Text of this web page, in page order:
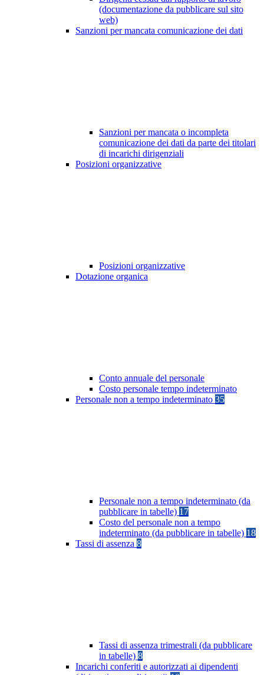
(documentazione da pubblicare sul sito
web)
Sanzioni per mancata comunicazione dei dati
Sanzioni per mancata o incompleta
comunicazione dei dati da parte dei titolari
di incarichi dirigenziali
Posizioni organizzative
Posizioni organizzative
Dotazione organica
Conto annuale del personale
Costo personale tempo indeterminato
Personale non a tempo indeterminato 35
Personale non a tempo indeterminato (da
pubblicare in tabelle) 17
Costo del personale non a tempo
indeterminato (da pubblicare in tabelle) 18
Tassi di assenza 8
Tassi di assenza trimestrali (da pubblicare
in tabelle) 8
Incarichi conferiti e autorizzati ai dipendenti